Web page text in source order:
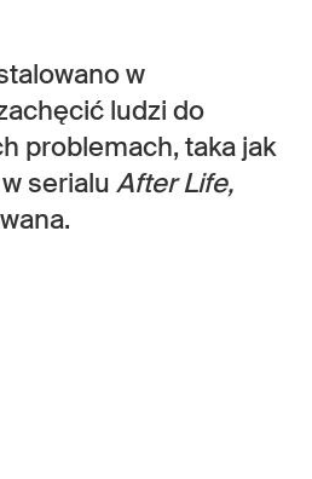
w
ludzi do
problemach, taka jak
serialu After Life,